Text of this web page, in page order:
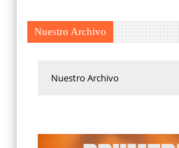
Nuestro Archivo